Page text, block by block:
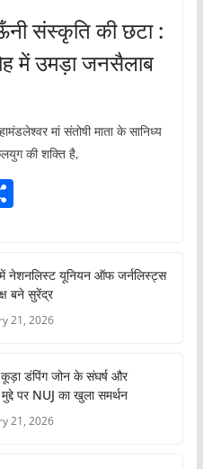
संस्कृति की छटा :
में उमड़ा जनसैलाब
मां संतोषी माता के सानिध्य
की शक्ति है,
S
e
में नेशनलिस्ट यूनियन ऑफ जर्नलिस्ट्स
बने सुरेंद्र
21, 2026
कूड़ा डंपिंग जोन के संघर्ष और
मुद्दे पर NUJ का खुला समर्थन
21, 2026